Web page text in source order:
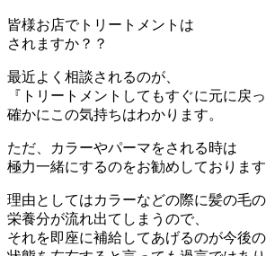
皆様お店でトリートメントは
されますか？？
最近よく相談されるのが、
『トリートメントしてもすぐに元に戻っ
確かにこの気持ちはわかります。
ただ、カラーやパーマをされる時は
極力一緒にするのをお勧めしております
理由としてはカラーなどの際に髪の毛
栄養分が流れ出てしまうので、
それを即座に補給してあげるのが今後